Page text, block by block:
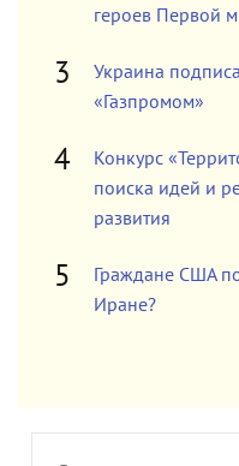
героев Первой
Украина
«Газпромом»
Конкурс
поиска идей и
развития
Граждане США
Иране?